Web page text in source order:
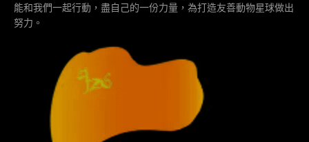
能和我們一起行動，盡自己的一份力量，為打造友善動物星球做出
努力。